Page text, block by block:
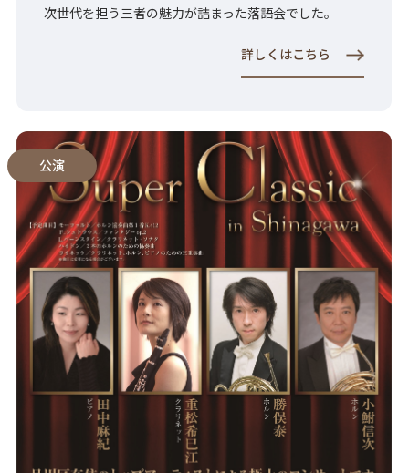
次世代を担う三者の魅力が詰まった落語会でした。
詳しくはこちら
公演